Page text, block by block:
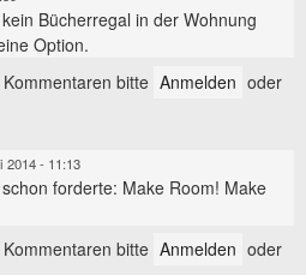
Bücherregal in der Wohnung
Option.
bitte Anmelden oder
2014 - 11:13
forderte: Make Room! Make
bitte Anmelden oder